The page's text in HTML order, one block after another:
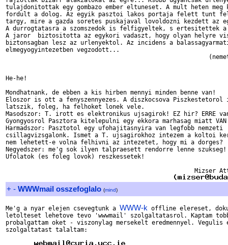
tulajdonitottak egy gombazo ember eltuneset. A mult heten meg
fordult a dolog. Az egyik pasztoi lakos portaja felett tunt
targy, mire a gazda soretes puskajaval lovoldozni kezdett az
A durrogtatasra a szomszedok is felfigyeltek, s ertesitettek a
A jaror  biztositotta az egykori vadaszt, hogy olyan helyre
biztonsagban lesz az urlenyektol. Az incidens a
elmegyogyintezetben vegzodott...
He-he!
Mondhatnank, de ebben a kis hirben mennyi minden benne van!
Eloszor is ott a fenyszennyezes. A diszkocsova
latszik, foleg, ha felhoket lonek vele.
Masodszor: T. irott es elektronikus ujsagirok! EZ hir? ERRE
Gyongyosrol Pasztora kitelepulni egy ekkora marhasag miatt VAN
Harmadszor: Pasztotol egy ufohajitasnyira van legfobb nemzeti
csillagvizsgalonk. Ismet a T. ujsagirokhoz intezem a koltoi
nem lehetett-e volna felhivni az intezetet, hogy mi a dorges?
Negyedszer: me'g sok ilyen talpraesett rendorre lenne szukseg!
Ufolatok (es foleg lovok) reszkessetek!
Mizser
+ - WWWmail osszefoglalo (mind)
Me'g a nyar elejen csevegtunk a WWW-k offline elereset,
letolteset lehetove tevo 'wwwmail' szolgaltatasrol. Kaptam
probalgattam oket - viszonylag mersekelt eredmennyel. Vegulis
szolgaltatast talaltam: